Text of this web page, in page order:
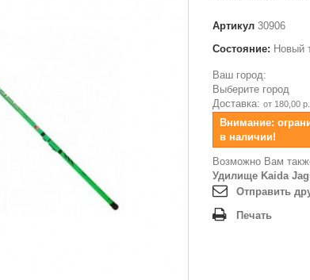
Артикул 30906
Состояние: Новый
Ваш город:
Выберите город
Доставка: от 180,00 р.
Внимание:
в наличии!
Возможно Вам
Удилище Kaida
Отправить
Печать